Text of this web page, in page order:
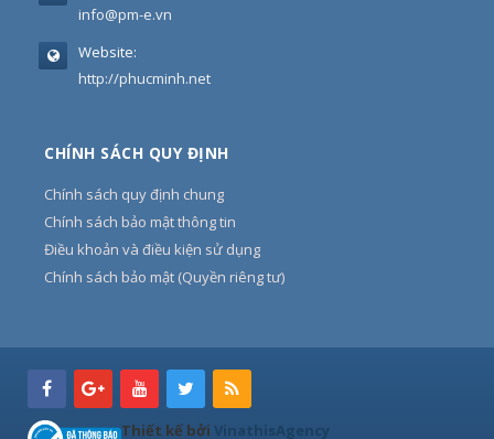
info@pm-e.vn
Website:
http://phucminh.net
CHÍNH SÁCH QUY ĐỊNH
Chính sách quy định chung
Chính sách bảo mật thông tin
Điều khoản và điều kiện sử dụng
Chính sách bảo mật (Quyền riêng tư)
Thiết kế bởi VinathisAgency